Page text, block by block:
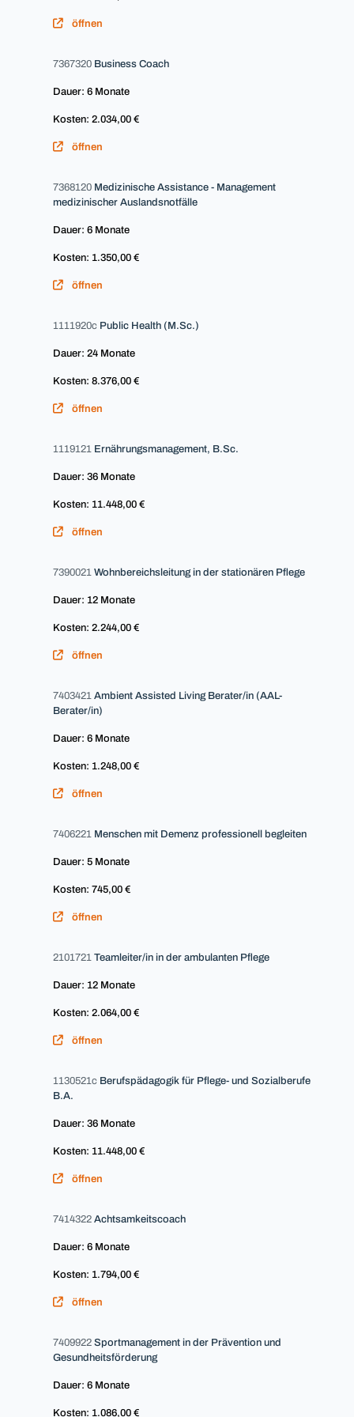
öffnen
7367320 Business Coach
Dauer: 6 Monate
Kosten: 2.034,00 €
öffnen
7368120 Medizinische Assistance - Management
medizinischer Auslandsnotfälle
Dauer: 6 Monate
Kosten: 1.350,00 €
öffnen
1111920c Public Health (M.Sc.)
Dauer: 24 Monate
Kosten: 8.376,00 €
öffnen
1119121 Ernährungsmanagement, B.Sc.
Dauer: 36 Monate
Kosten: 11.448,00 €
öffnen
7390021 Wohnbereichsleitung in der stationären Pflege
Dauer: 12 Monate
Kosten: 2.244,00 €
öffnen
7403421 Ambient Assisted Living Berater/in (AAL-
Berater/in)
Dauer: 6 Monate
Kosten: 1.248,00 €
öffnen
7406221 Menschen mit Demenz professionell begleiten
Dauer: 5 Monate
Kosten: 745,00 €
öffnen
2101721 Teamleiter/in in der ambulanten Pflege
Dauer: 12 Monate
Kosten: 2.064,00 €
öffnen
1130521c Berufspädagogik für Pflege- und Sozialberufe
B.A.
Dauer: 36 Monate
Kosten: 11.448,00 €
öffnen
7414322 Achtsamkeitscoach
Dauer: 6 Monate
Kosten: 1.794,00 €
öffnen
7409922 Sportmanagement in der Prävention und
Gesundheitsförderung
Dauer: 6 Monate
Kosten: 1.086,00 €